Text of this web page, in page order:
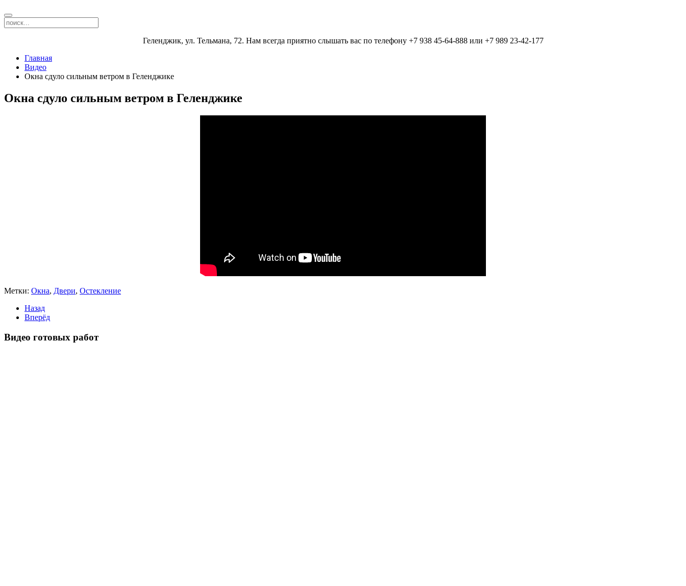
Геленджик, ул. Тельмана, 72. Нам всегда приятно слышать вас по телефону +7 938 45-64-888 или +7 989 23-42-177
Главная
Видео
Окна сдуло сильным ветром в Геленджике
Окна сдуло сильным ветром в Геленджике
Метки: Окна, Двери, Остекление
Назад
Вперёд
Видео готовых работ